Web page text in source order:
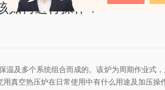
如何进行操作？
多个系统组合而成的。该炉为周期作业式
真空热压炉在日常使用中有什么用途及加压操